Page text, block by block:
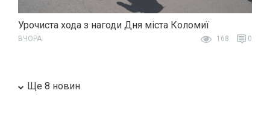
Урочиста хода з нагоди Дня міста Коломиї
ВЧОРА 168 0
Ще 8 новин